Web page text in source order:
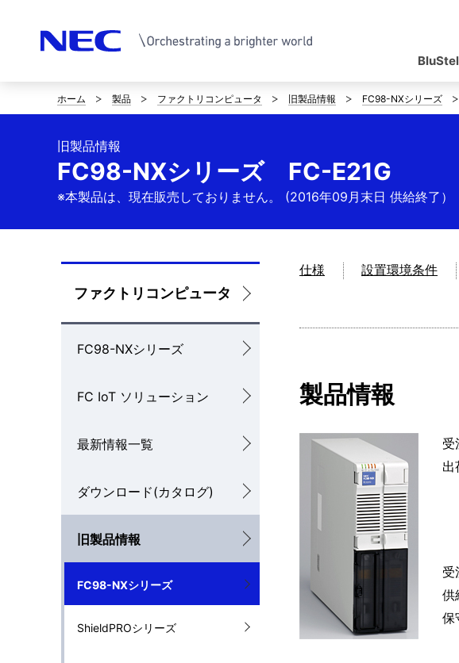
ゲ
ー
ン
サ
イ
ト
内
の
現
在
位
て
す
ホーム 製品 ファクトリコンピュータ 旧製品情報 FC98-NXシリーズ
FC98-NXシリーズ FC-E21G
旧製品情報
※本製品は、現在販売しておりません。 (2016年09月末日 供給終了）
ロ
ー
カ
ル
ビ
ー
シ
ン
ファクトリコンピュータ
FC98-NXシリーズ
FC IoT ソリューション
最新情報一覧
ダウンロード(カタログ)
旧製品情報
FC98-NXシリーズ
ShieldPROシリーズ
仕様 設置環境条件
製品情報
受
出
受
供
保